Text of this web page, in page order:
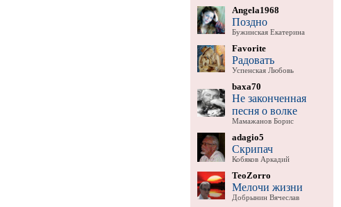
Angela1968
Поздно
Бужинская Екатерина
Favorite
Радовать
Успенская Любовь
baxa70
Не законченная
песня о волке
Мамажанов Борис
adagio5
Скрипач
Кобяков Аркадий
TeoZorro
Мелочи жизни
Добрынин Вячеслав